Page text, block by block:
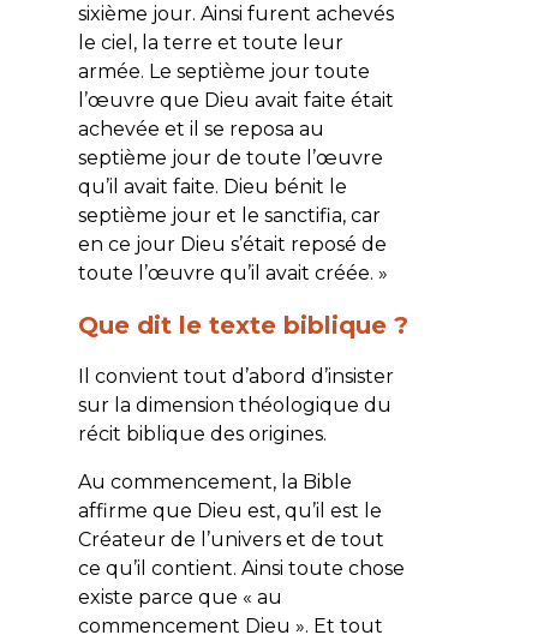
sixième jour. Ainsi furent achevés
le ciel, la terre et toute leur
armée. Le septième jour toute
l’œuvre que Dieu avait faite était
achevée et il se reposa au
septième jour de toute l’œuvre
qu’il avait faite. Dieu bénit le
septième jour et le sanctifia, car
en ce jour Dieu s’était reposé de
toute l’œuvre qu’il avait créée. »
Que dit le texte biblique ?
Il convient tout d’abord d’insister
sur la dimension théologique du
récit biblique des origines.
Au commencement, la Bible
affirme que Dieu est, qu’il est le
Créateur de l’univers et de tout
ce qu’il contient. Ainsi toute chose
existe parce que « au
commencement Dieu ». Et tout